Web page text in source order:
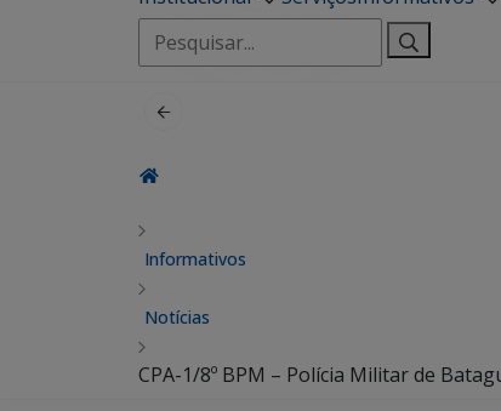
Pesquisar
por:
Informativos
Notícias
CPA-1/8º BPM – Polícia Militar de